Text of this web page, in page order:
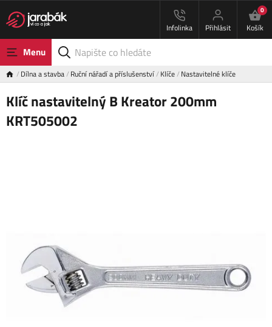
Infolinka Přihlásit
0
Košík
Menu
Dílna a stavba Ruční nářadí a příslušenství Klíče Nastavitelné klíče
Klíč nastavitelný B Kreator 200mm
KRT505002